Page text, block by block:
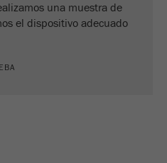
una muestra de
el dispositivo adecuado